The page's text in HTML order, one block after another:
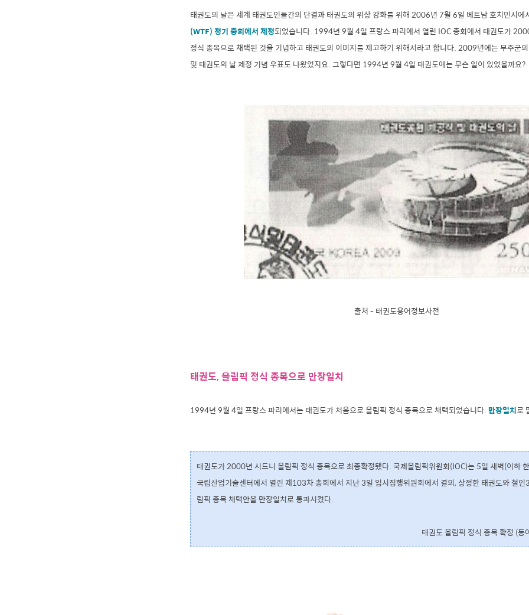
태권도의 날은 세계 태권도인들간의 단결과 태권도의 위상 강화를 위해 2006년 7월 6일 베트남 호치민시에
(WTF) 정기 총회에서 제정되었습니다. 1994년 9월 4일 프랑스 파리에서 열린 IOC 총회에서 태권도가
정식 종목으로 채택된 것을 기념하고 태권도의 이미지를 제고하기 위해서라고 합니다. 2009년에는 무주군
및 태권도의 날 제정 기념 우표도 나왔었지요. 그렇다면 1994년 9월 4일 태권도에는 무슨 일이 있었을까요?
출처 - 태권도용어정보사전
태권도, 올림픽 정식 종목으로 만장일치
1994년 9월 4일 프랑스 파리에서는 태권도가 처음으로 올림픽 정식 종목으로 채택되었습니다.만장일치로
태권도가 2000년 시드니 올림픽 정식 종목으로 최종확정됐다. 국제올림픽위원회(IOC)는 5일 새벽(이하
국립산업기술센터에서 열린 제103차 총회에서 지난 3일 임시집행위원회에서 결의, 상정한 태권도와 철
림픽 종목 채택안을 만장일치로 통과시켰다.
태권도 올림픽 정식 종목 확정 (